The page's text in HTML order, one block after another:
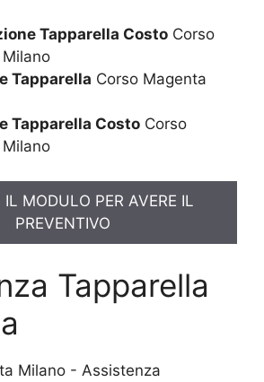
Tapparella Costo Corso
Tapparella Corso Magenta
Tapparella Costo Corso
MODULO PER AVERE IL
PREVENTIVO
Tapparella